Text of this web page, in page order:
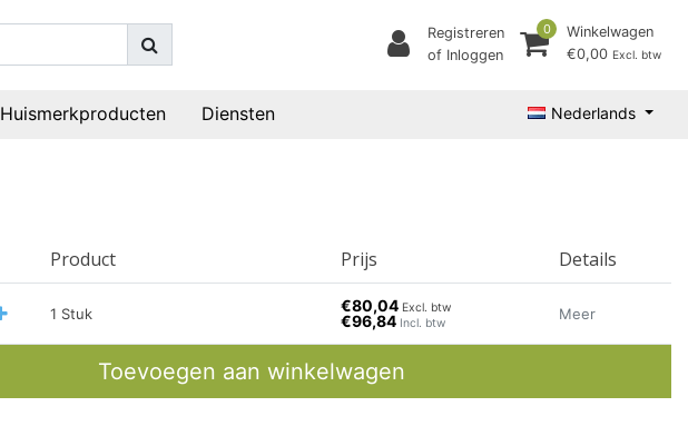
Registreren
of Inloggen
0
Winkelwagen
€0,00 Excl. btw
Huismerkproducten Diensten Nederlands
Product Prijs Details
1 Stuk €80,04 Excl. btw
€96,84 Incl. btw
Meer
Toevoegen aan winkelwagen